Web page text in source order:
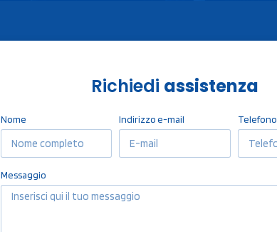
Richiedi assistenza
Nome Indirizzo e-mail Telefono
Messaggio